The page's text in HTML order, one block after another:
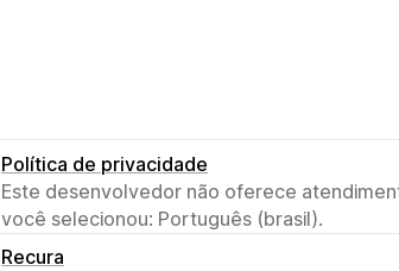
Política de privacidade
Este desenvolvedor não oferece
você selecionou: Português (brasil).
Recura